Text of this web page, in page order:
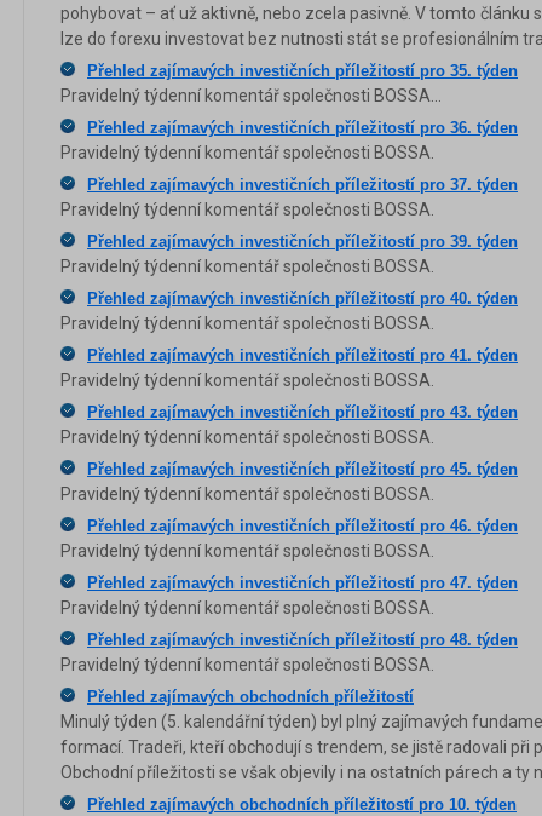
pohybovat – ať už aktivně, nebo zcela pasivně. V tomto článku
lze do forexu investovat bez nutnosti stát se profesionálním
Přehled zajímavých investičních příležitostí pro 35. týden
Pravidelný týdenní komentář společnosti BOSSA...
Přehled zajímavých investičních příležitostí pro 36. týden
Pravidelný týdenní komentář společnosti BOSSA.
Přehled zajímavých investičních příležitostí pro 37. týden
Pravidelný týdenní komentář společnosti BOSSA.
Přehled zajímavých investičních příležitostí pro 39. týden
Pravidelný týdenní komentář společnosti BOSSA.
Přehled zajímavých investičních příležitostí pro 40. týden
Pravidelný týdenní komentář společnosti BOSSA.
Přehled zajímavých investičních příležitostí pro 41. týden
Pravidelný týdenní komentář společnosti BOSSA.
Přehled zajímavých investičních příležitostí pro 43. týden
Pravidelný týdenní komentář společnosti BOSSA.
Přehled zajímavých investičních příležitostí pro 45. týden
Pravidelný týdenní komentář společnosti BOSSA.
Přehled zajímavých investičních příležitostí pro 46. týden
Pravidelný týdenní komentář společnosti BOSSA.
Přehled zajímavých investičních příležitostí pro 47. týden
Pravidelný týdenní komentář společnosti BOSSA.
Přehled zajímavých investičních příležitostí pro 48. týden
Pravidelný týdenní komentář společnosti BOSSA.
Přehled zajímavých obchodních příležitostí
Minulý týden (5. kalendářní týden) byl plný zajímavých
formací. Tradeři, kteří obchodují s trendem, se jistě radovali při
Obchodní příležitosti se však objevily i na ostatních párech a ty
Přehled zajímavých obchodních příležitostí pro 10. týden